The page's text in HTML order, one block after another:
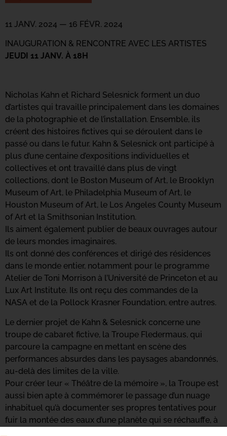
11 JANV. 2024 — 16 FÉVR. 2024
INAUGURATION & RENCONTRE AVEC LES ARTISTES
JEUDI 11 JANV. À 18H
Nicholas Kahn et Richard Selesnick forment un duo
d’artistes qui travaille principalement dans les domaines
de la photographie et de l’installation. Ensemble, ils
créent des histoires fictives qui se déroulent dans le
passé ou dans le futur. Kahn & Selesnick ont participé à
plus d’une centaine d’expositions individuelles et
collectives et ont travaillé dans plus de vingt
collections, dont le Boston Museum of Art, le Brooklyn
Museum of Art, le Philadelphia Museum of Art, le
Houston Museum of Art, le Los Angeles County Museum
of Art et la Smithsonian Institution.
Ils aiment également publier de beaux ouvrages autour
de leurs mondes imaginaires.
Ils ont donné des conférences et dirigé des résidences
dans le monde entier, notamment pour le programme
Atelier de Toni Morrison à l’Université de Princeton et au
Lux Art Institute. Ils ont reçu des commandes de la
NASA et de la Pollock Krasner Foundation, entre autres.
Le dernier projet de Kahn & Selesnick concerne une
troupe de cabaret fictive, la Troupe Fledermaus, qui
parcoure la campagne en mettant en scène des
performances absurdes dans les paysages abandonnés,
au-delà des limites de la ville.
Pour créer leur « Théâtre de la mémoire », la Troupe est
aussi bien apte à commémorer le passage d’un nuage
inhabituel qu’à documenter ses propres tentatives pour
fuir la montée des eaux d’une planète qui se réchauffe, à